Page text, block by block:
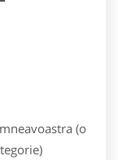
(o